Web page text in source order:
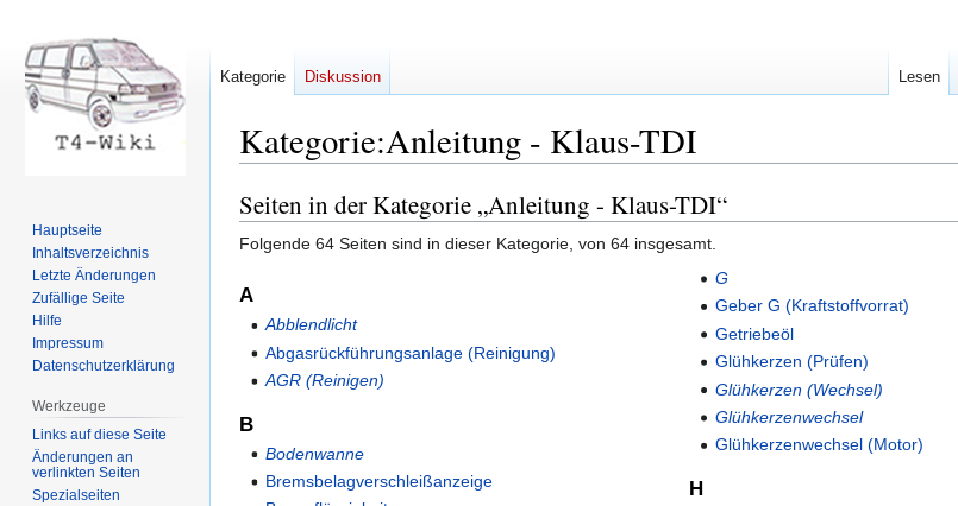
Kategorie:Anleitung - Klaus-TDI
Zur
Navigation
springen
Zur
Suche
springen
Seiten in der Kategorie „Anleitung - Klaus-TDI“
Folgende 64 Seiten sind in dieser Kategorie, von 64 insgesamt.
A
Abblendlicht
Abgasrückführungsanlage (Reinigung)
AGR (Reinigen)
B
Bodenwanne
Bremsbelagverschleißanzeige
G
Geber G (Kraftstoffvorrat)
Getriebeöl
Glühkerzen (Prüfen)
Glühkerzen (Wechsel)
Glühkerzenwechsel
Glühkerzenwechsel (Motor)
H
Kategorie Diskussion Lesen
Hauptseite
Inhaltsverzeichnis
Letzte Änderungen
Zufällige Seite
Hilfe
Impressum
Datenschutzerklärung
Werkzeuge
Links auf diese Seite
Änderungen an
verlinkten Seiten
Spezialseiten